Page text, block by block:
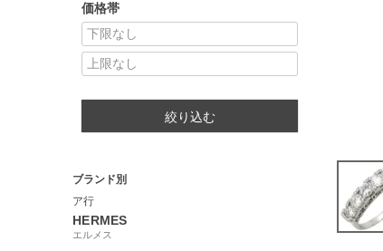
価格帯
絞り込む
ブランド別
ア行
HERMES
エルメス